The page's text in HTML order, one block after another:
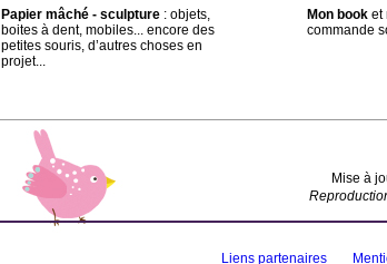
Papier mâché - sculpture : objets,
boites à dent, mobiles... encore des
petites souris, d’autres choses en
projet...
Mon book et
commande
Mise à
Liens partenaires